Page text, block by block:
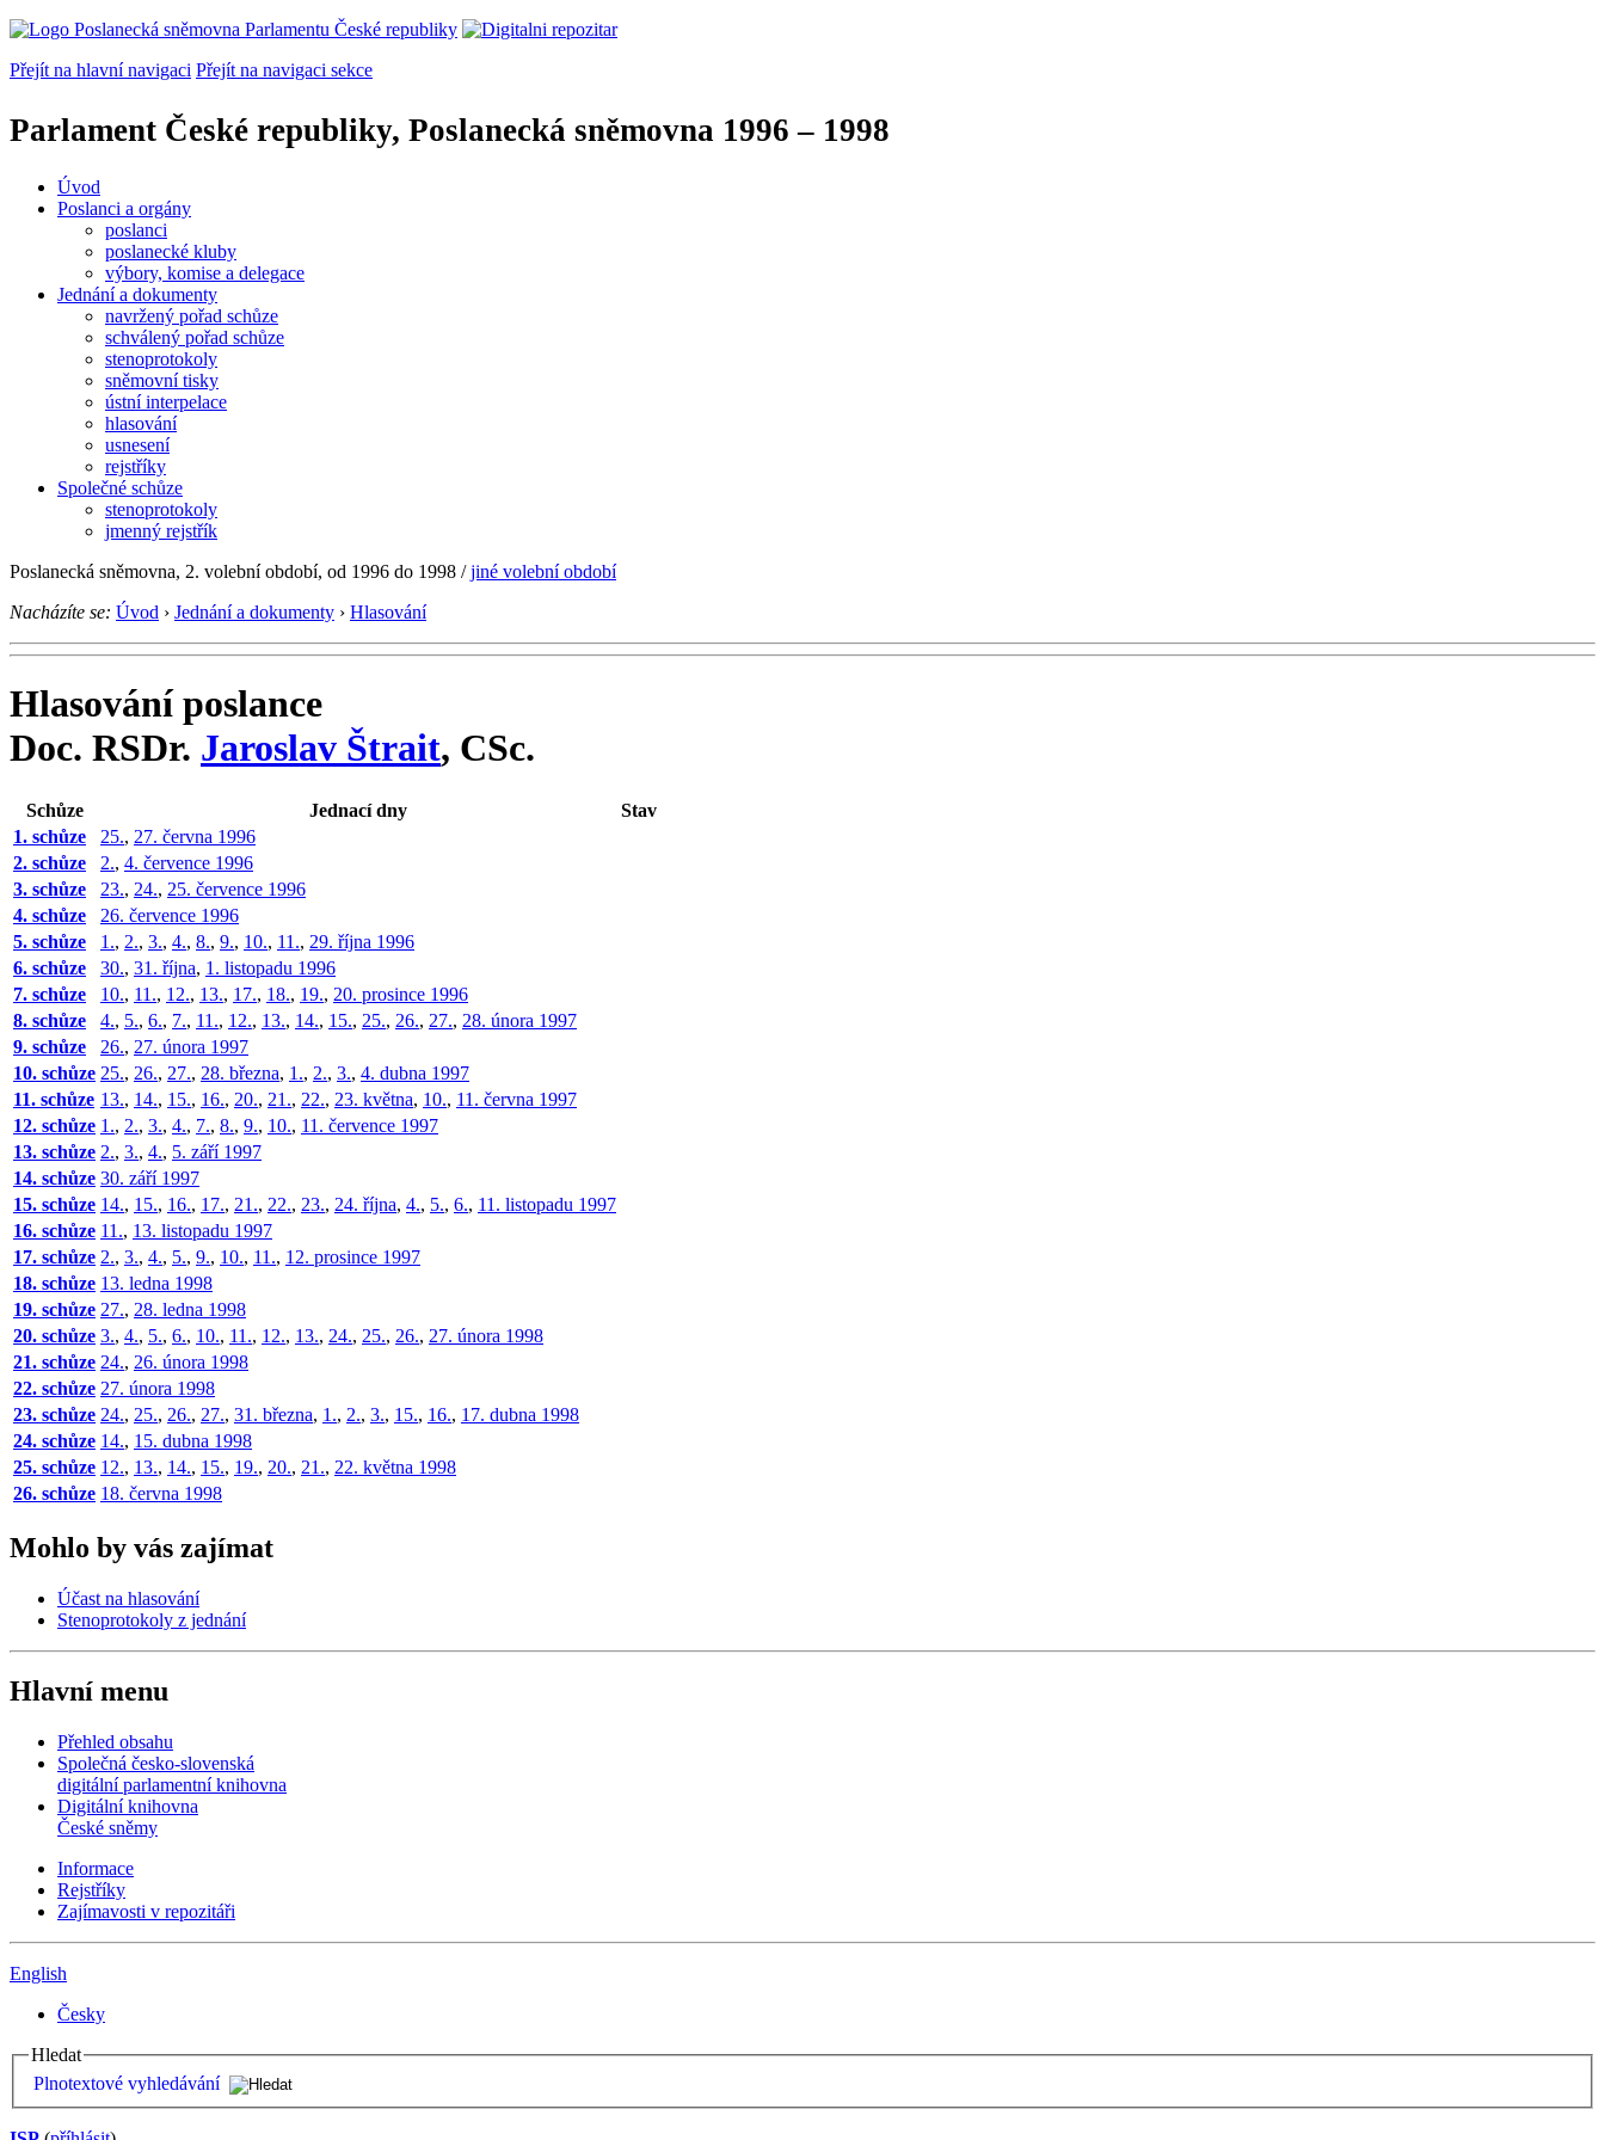
Přejít na hlavní navigaci Přejít na navigaci sekce
Parlament České republiky, Poslanecká sněmovna 1996 – 1998
Úvod
Poslanci a orgány
poslanci
poslanecké kluby
výbory, komise a delegace
Jednání a dokumenty
navržený pořad schůze
schválený pořad schůze
stenoprotokoly
sněmovní tisky
ústní interpelace
hlasování
usnesení
rejstříky
Společné schůze
stenoprotokoly
jmenný rejstřík
Poslanecká sněmovna, 2. volební období, od 1996 do 1998 /jiné volební období
Nacházíte se: Úvod › Jednání a dokumenty › Hlasování
Hlasování poslance
Doc. RSDr. Jaroslav Štrait, CSc.
Schůze Jednací dny
Stav
1. schůze
25., 27. června 1996
2. schůze
2., 4. července 1996
3. schůze
23., 24., 25. července 1996
4. schůze
26. července 1996
5. schůze
1., 2., 3., 4., 8., 9., 10., 11., 29. října 1996
6. schůze
30., 31. října, 1. listopadu 1996
7. schůze
10., 11., 12., 13., 17., 18., 19., 20. prosince 1996
8. schůze
4., 5., 6., 7., 11., 12., 13., 14., 15., 25., 26., 27., 28. února 1997
9. schůze
26., 27. února 1997
10. schůze 25., 26., 27., 28. března, 1., 2., 3., 4. dubna 1997
11. schůze 13., 14., 15., 16., 20., 21., 22., 23. května, 10., 11. června 1997
12. schůze 1., 2., 3., 4., 7., 8., 9., 10., 11. července 1997
13. schůze 2., 3., 4., 5. září 1997
14. schůze 30. září 1997
15. schůze 14., 15., 16., 17., 21., 22., 23., 24. října, 4., 5., 6., 11. listopadu 1997
16. schůze 11., 13. listopadu 1997
17. schůze 2., 3., 4., 5., 9., 10., 11., 12. prosince 1997
18. schůze 13. ledna 1998
19. schůze 27., 28. ledna 1998
20. schůze 3., 4., 5., 6., 10., 11., 12., 13., 24., 25., 26., 27. února 1998
21. schůze 24., 26. února 1998
22. schůze 27. února 1998
23. schůze 24., 25., 26., 27., 31. března, 1., 2., 3., 15., 16., 17. dubna 1998
24. schůze 14., 15. dubna 1998
25. schůze 12., 13., 14., 15., 19., 20., 21., 22. května 1998
26. schůze 18. června 1998
Mohlo by vás zajímat
Účast na hlasování
Stenoprotokoly z jednání
Hlavní menu
Přehled obsahu
Společná česko-slovenská
digitální parlamentní knihovna
Digitální knihovna
České sněmy
Informace
Rejstříky
Zajímavosti v repozitáři
English
Česky
Hledat
Plnotextové vyhledávání